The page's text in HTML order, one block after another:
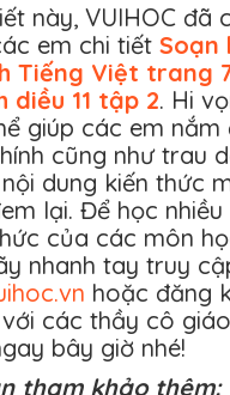
này, VUIHOC đã
em chi tiết Soạn
Tiếng Việt trang
diều 11 tập 2. Hi
giúp các em nắm
cũng như trau
dung kiến thức
lại. Để học nhiều
của các môn
nhanh tay truy
hoặc đăng
các thầy cô
bây giờ nhé!
tham khảo thêm: